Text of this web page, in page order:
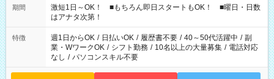
期間
激短1日～OK！ ■もちろん即日スタートもOK！ ■曜日・日数
はアナタ次第！
特徴 週1日からOK / 日払いOK / 履歴書不要 / 40～50代活躍中 / 副
業・WワークOK / シフト勤務 / 10名以上の大量募集 / 電話対応
なし / パソコンスキル不要